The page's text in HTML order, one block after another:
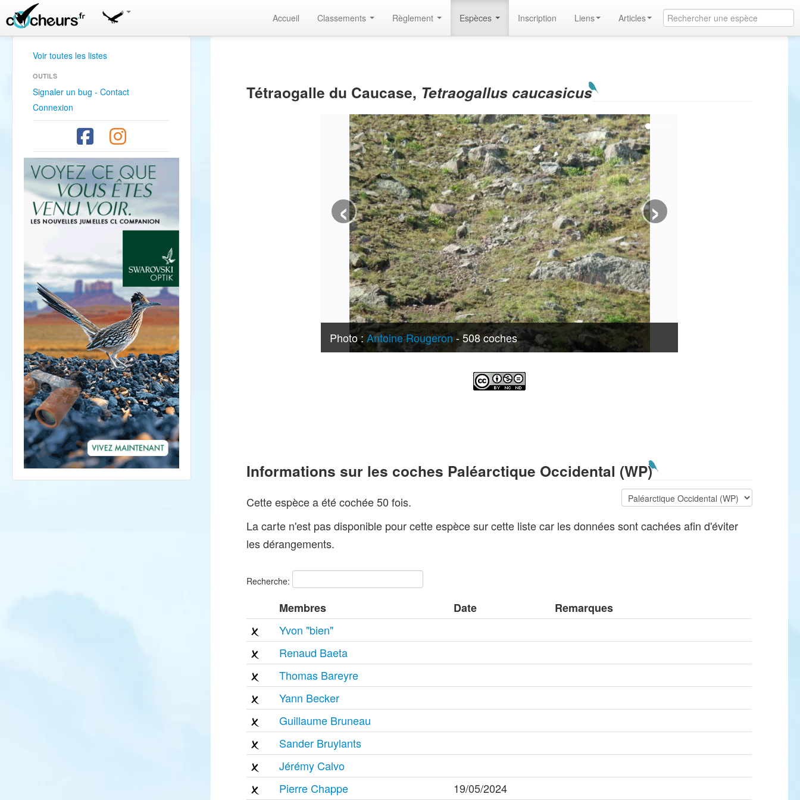
Accueil Classements Règlement Espèces Inscription Liens Articles
Voir toutes les listes
OUTILS
Signaler un bug - Contact
Connexion
Tétraogalle du Caucase, Tetraogallus caucasicus
Photo :Antoine Rougeron- 508 coches
‹ ›
Informations sur les coches Paléarctique Occidental (WP)
Cette espèce a été cochée 50 fois.
La carte n'est pas disponible pour cette espèce sur cette liste car les données sont cachées afin d'éviter
les dérangements.
Recherche:
Membres Date
Remarques
Yvon "bien"
Renaud Baeta
Thomas Bareyre
Yann Becker
Guillaume Bruneau
Sander Bruylants
Jérémy Calvo
Pierre Chappe
19/05/2024